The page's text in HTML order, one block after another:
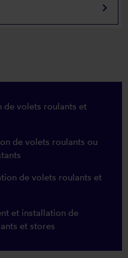
keyboard_arrow_right
de volets roulants et
de volets roulants ou
de volets roulants et
et installation de
et stores